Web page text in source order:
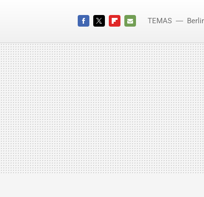
MAIL
TEMAS